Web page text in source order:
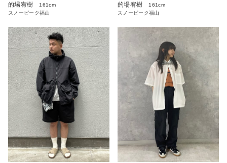
的場宥樹
161cm
スノーピーク福山
的場宥樹
161cm
スノーピーク福山